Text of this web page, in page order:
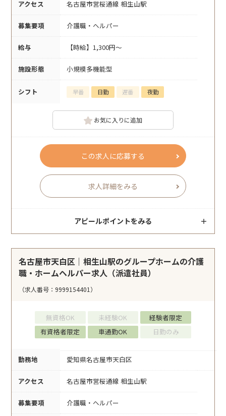
アクセス 名古屋市営桜通線 相生山駅
募集要項 介護職・ヘルパー
給与 【時給】1,300円～
施設形態 小規模多機能型
シフト 早番 日勤 遅番 夜勤
お気に入りに追加
この求人に応募する
求人詳細をみる
アピールポイントをみる
名古屋市天白区｜相生山駅のグループホームの介護
職・ホームヘルパー求人（派遣社員）
（求人番号：9999154401）
無資格OK 未経験OK
経験者限定
有資格者限定
車通勤OK 日勤のみ
勤務地 愛知県名古屋市天白区
アクセス 名古屋市営桜通線 相生山駅
募集要項 介護職・ヘルパー